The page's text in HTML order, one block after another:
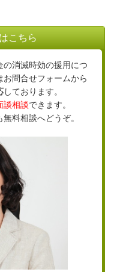
こちら
消滅時効の援用につ
問合せフォームから
しております。
談相談できます。
料相談へどうぞ。